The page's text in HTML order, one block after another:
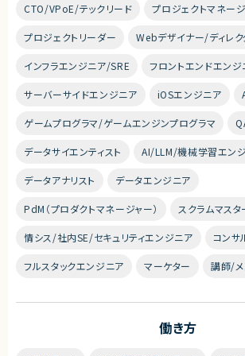
CTO/VPoE/テックリード プロジェクトマネー
プロジェクトリーダー Webデザイナー/ディレク
インフラエンジニア/SRE フロントエンドエンジ
サーバーサイドエンジニア iOSエンジニア
ゲームプログラマ/ゲームエンジンプログラマ
データサイエンティスト AI/LLM/機械学習エン
データアナリスト データエンジニア
PdM（プロダクトマネージャー） スクラムマスタ
情シス/社内SE/セキュリティエンジニア コンサ
フルスタックエンジニア マーケター 講師/メ
働き方